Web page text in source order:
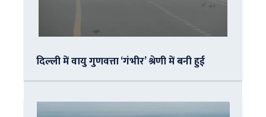
दिल्ली में वायु गुणवत्ता ‘गंभीर’ श्रेणी में बनी हुई